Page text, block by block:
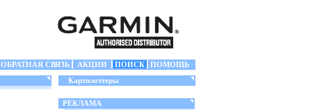
ОБРАТНАЯ СВЯЗЬ АКЦИИ ПОИСК
ПОМОЩЬ
Картплоттеры
РЕКЛАМА